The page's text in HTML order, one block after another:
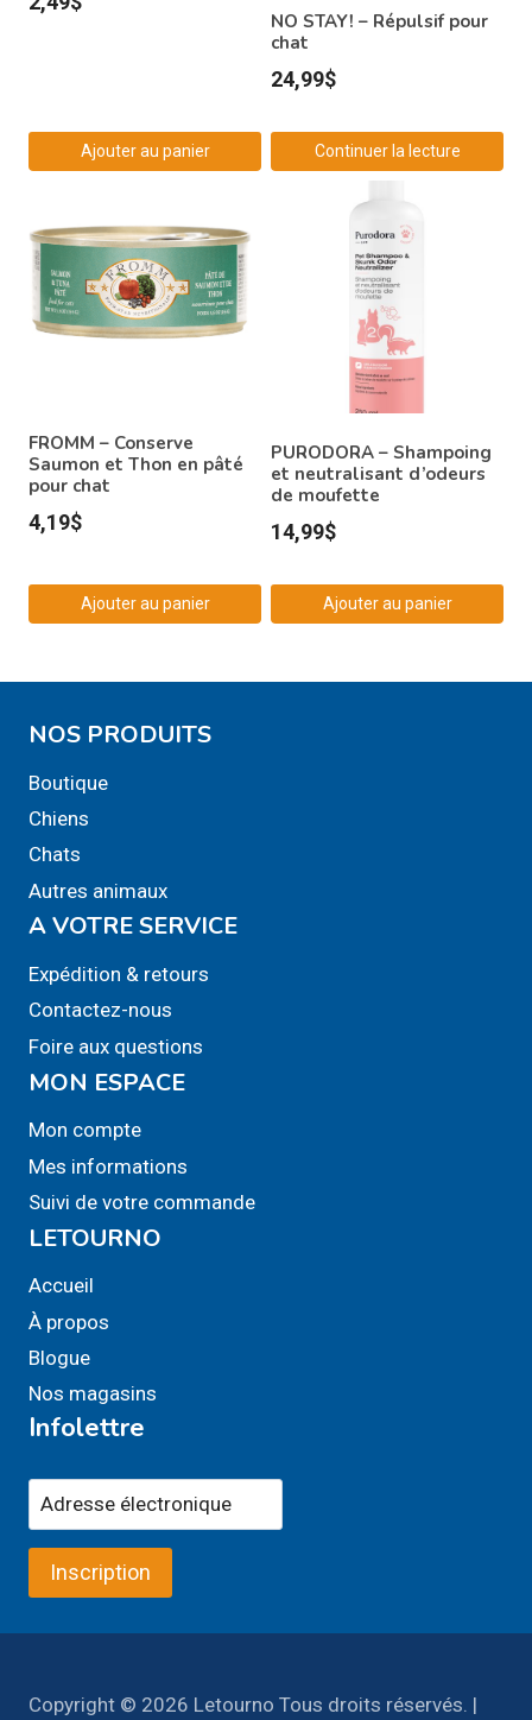
Ajouter au panier
NO STAY! – Répulsif pour
chat
24,99$
Continuer la lecture
FROMM – Conserve
Saumon et Thon en pâté
pour chat
4,19$
Ajouter au panier
PURODORA – Shampoing
et neutralisant d’odeurs
de moufette
14,99$
Ajouter au panier
NOS PRODUITS
Boutique
Chiens
Chats
Autres animaux
A VOTRE SERVICE
Expédition & retours
Contactez-nous
Foire aux questions
MON ESPACE
Mon compte
Mes informations
Suivi de votre commande
LETOURNO
Accueil
À propos
Blogue
Nos magasins
Infolettre
Inscription
Copyright © 2026 Letourno Tous droits réservés. |